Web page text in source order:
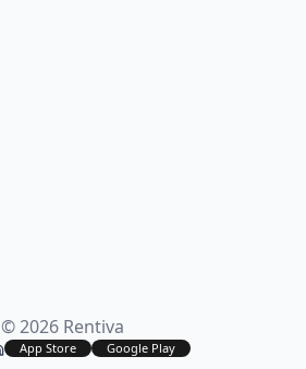
© 2026 Rentiva
App Store Google Play